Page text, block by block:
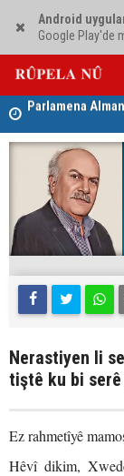
Android
Google Play'de
Xêrxwaziya
gotinên
Nerastiyen li
tiştê ku bi
Ez rahmetîyê
Hêvî dikim,